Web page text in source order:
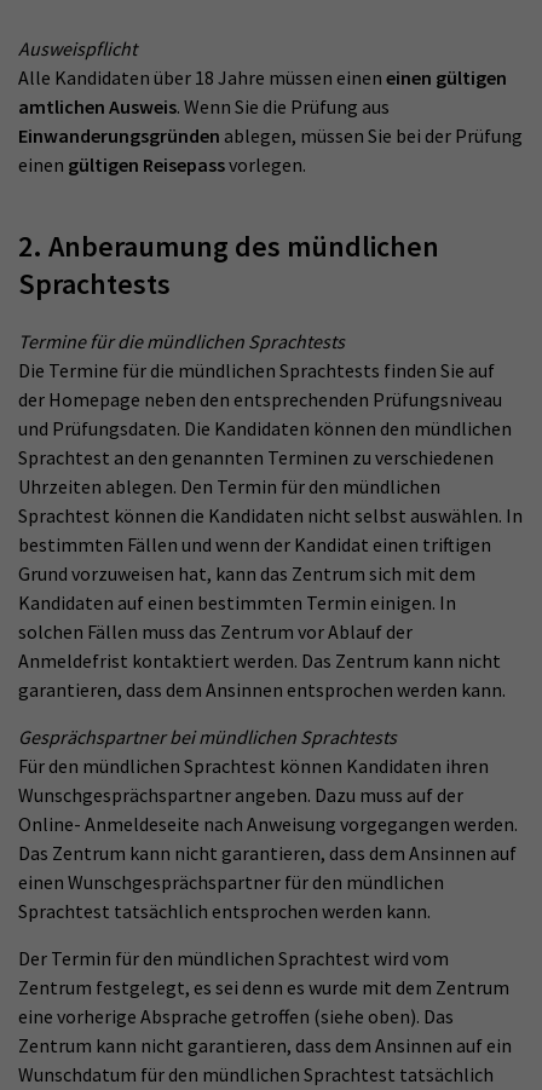
Ausweispflicht
Alle Kandidaten über 18 Jahre müssen einen einen gültigen
amtlichen Ausweis. Wenn Sie die Prüfung aus
Einwanderungsgründen ablegen, müssen Sie bei der Prüfung
einen gültigen Reisepassvorlegen.
2. Anberaumung des mündlichen
Sprachtests
Termine für die mündlichen Sprachtests
Die Termine für die mündlichen Sprachtests finden Sie auf
der Homepage neben den entsprechenden Prüfungsniveau
und Prüfungsdaten. Die Kandidaten können den mündlichen
Sprachtest an den genannten Terminen zu verschiedenen
Uhrzeiten ablegen. Den Termin für den mündlichen
Sprachtest können die Kandidaten nicht selbst auswählen. In
bestimmten Fällen und wenn der Kandidat einen triftigen
Grund vorzuweisen hat, kann das Zentrum sich mit dem
Kandidaten auf einen bestimmten Termin einigen. In
solchen Fällen muss das Zentrum vor Ablauf der
Anmeldefrist kontaktiert werden. Das Zentrum kann nicht
garantieren, dass dem Ansinnen entsprochen werden kann.
Gesprächspartner bei mündlichen Sprachtests
Für den mündlichen Sprachtest können Kandidaten ihren
Wunschgesprächspartner angeben. Dazu muss auf der
Online- Anmeldeseite nach Anweisung vorgegangen werden.
Das Zentrum kann nicht garantieren, dass dem Ansinnen auf
einen Wunschgesprächspartner für den mündlichen
Sprachtest tatsächlich entsprochen werden kann.
Der Termin für den mündlichen Sprachtest wird vom
Zentrum festgelegt, es sei denn es wurde mit dem Zentrum
eine vorherige Absprache getroffen (siehe oben). Das
Zentrum kann nicht garantieren, dass dem Ansinnen auf ein
Wunschdatum für den mündlichen Sprachtest tatsächlich